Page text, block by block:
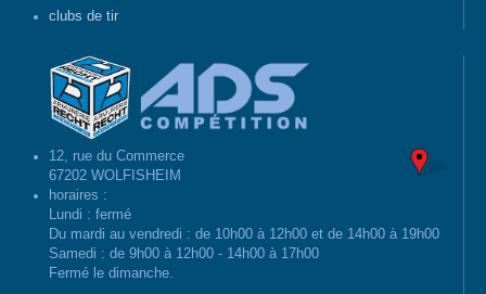
clubs de tir
12, rue du Commerce
67202 WOLFISHEIM
horaires :
Lundi : fermé
Du mardi au vendredi : de 10h00 à 12h00 et de 14h00 à 19h00
Samedi : de 9h00 à 12h00 - 14h00 à 17h00
Fermé le dimanche.